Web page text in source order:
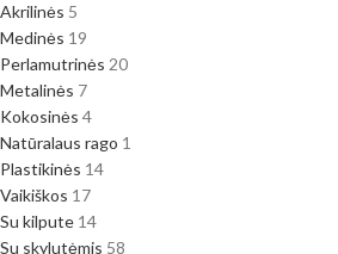
Akrilinės 5
Medinės 19
Perlamutrinės 20
Metalinės 7
Kokosinės 4
Natūralaus rago 1
Plastikinės 14
Vaikiškos 17
Su kilpute 14
Su skylutėmis 58